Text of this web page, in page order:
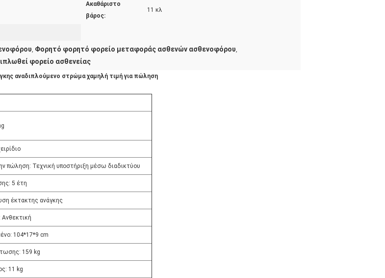
Ακαθάριστο
βάρος:
11 κλ
, Φορητό φορητό φορείο μεταφοράς ασθενών ασθενοφόρου,
φορείο ασθενείας
αναδιπλούμενο στρώμα χαμηλή τιμή για πώληση
πώληση: Τεχνική υποστήριξη μέσω διαδικτύου
5 έτη
έκτακτης ανάγκης
Ανθεκτική
104*17*9 cm
159 kg
11 kg